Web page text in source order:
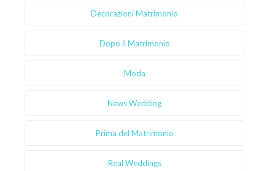
Decorazioni Matrimonio
Dopo il Matrimonio
Moda
News Wedding
Prima del Matrimonio
Real Weddings